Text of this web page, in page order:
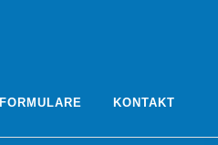
FORMULARE KONTAKT